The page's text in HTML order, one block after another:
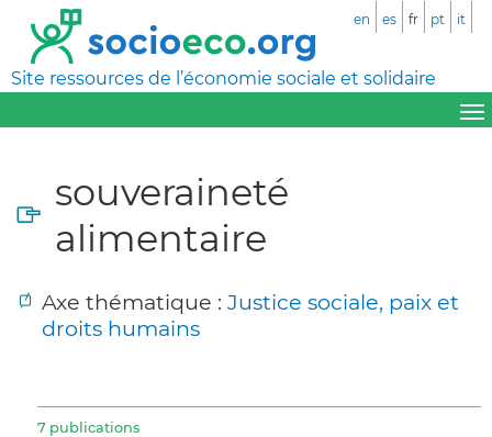
Site ressources de l’économie sociale et solidaire
en es fr pt it
souveraineté
alimentaire
Axe thématique : Justice sociale, paix et
droits humains
7 publications